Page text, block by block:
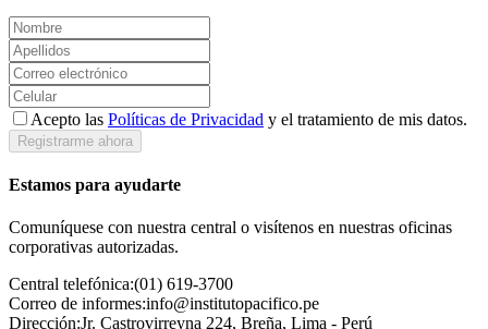
Acepto las Políticas de Privacidad y el tratamiento de mis datos.
Registrarme ahora
Estamos para ayudarte
Comuníquese con nuestra central o visítenos en nuestras oficinas
corporativas autorizadas.
Central telefónica:(01) 619-3700
Correo de informes:info@institutopacifico.pe
Dirección:Jr. Castrovirreyna 224, Breña, Lima - Perú